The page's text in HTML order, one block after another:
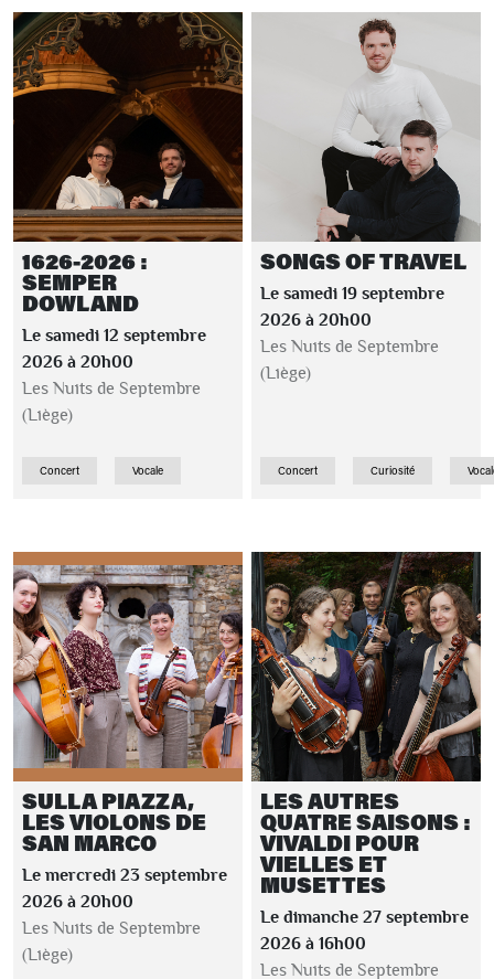
1626-2026 :
SEMPER
DOWLAND
Le samedi 12 septembre
2026 à 20h00
Les Nuits de Septembre
(Liège)
Concert Vocale
SONGS OF TRAVEL
Le samedi 19 septembre
2026 à 20h00
Les Nuits de Septembre
(Liège)
Concert Curiosité
SULLA PIAZZA,
LES VIOLONS DE
SAN MARCO
Le mercredi 23 septembre
2026 à 20h00
Les Nuits de Septembre
(Liège)
LES AUTRES
QUATRE SAISONS :
VIVALDI POUR
VIELLES ET
MUSETTES
Le dimanche 27 septembre
2026 à 16h00
Les Nuits de Septembre